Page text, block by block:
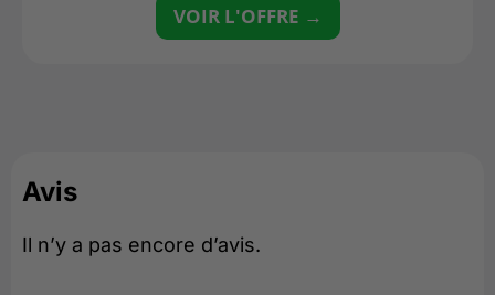
VOIR L'OFFRE →
Avis
Il n’y a pas encore d’avis.